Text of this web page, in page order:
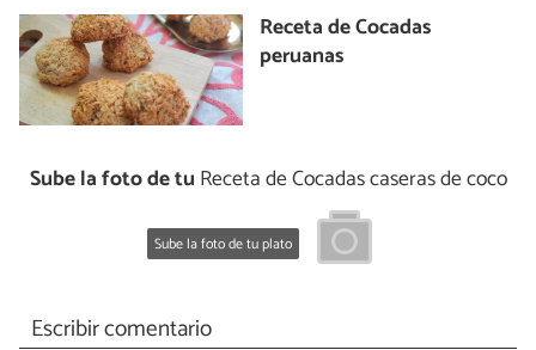
Receta de Cocadas
peruanas
Sube la foto de tu Receta de Cocadas caseras de coco
Sube la foto de tu plato
Escribir comentario